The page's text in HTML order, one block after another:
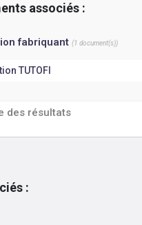
associés :
fabriquant (1 document(s))
TUTOFI
des résultats
: